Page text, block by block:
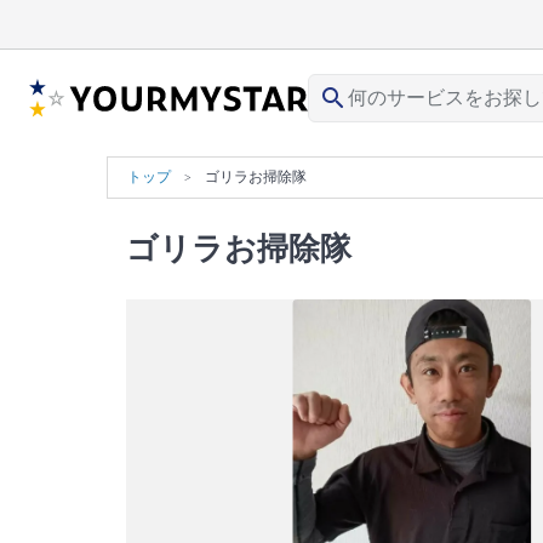
search
トップ ゴリラお掃除隊
ゴリラお掃除隊